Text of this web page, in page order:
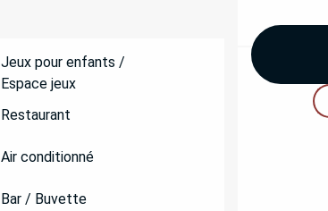
Jeux pour enfants /
Espace jeux
Restaurant
Air conditionné
Bar / Buvette